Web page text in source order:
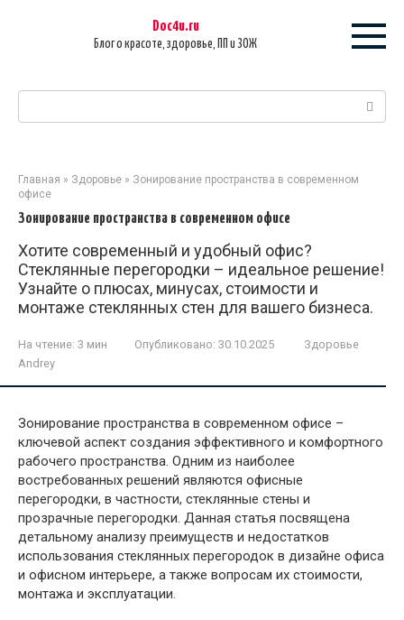
Doc4u.ru
Блог о красоте, здоровье, ПП и ЗОЖ
Главная » Здоровье » Зонирование пространства в современном
офисе
Зонирование пространства в современном офисе
Хотите современный и удобный офис?
Стеклянные перегородки – идеальное решение!
Узнайте о плюсах, минусах, стоимости и
монтаже стеклянных стен для вашего бизнеса.
На чтение: 3 мин Опубликовано: 30.10.2025
Здоровье
Andrey
Зонирование пространства в современном офисе –
ключевой аспект создания эффективного и комфортного
рабочего пространства. Одним из наиболее
востребованных решений являются офисные
перегородки, в частности, стеклянные стены и
прозрачные перегородки. Данная статья посвящена
детальному анализу преимуществ и недостатков
использования стеклянных перегородок в дизайне офиса
и офисном интерьере, а также вопросам их стоимости,
монтажа и эксплуатации.